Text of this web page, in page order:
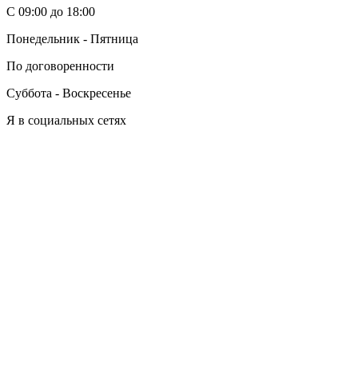
С 09:00 до 18:00
Понедельник - Пятница
По договоренности
Суббота - Воскресенье
Я в социальных сетях